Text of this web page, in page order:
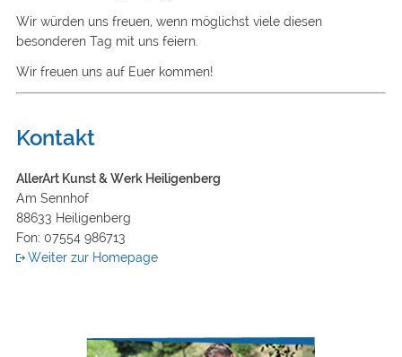
Wir würden uns freuen, wenn möglichst viele diesen
besonderen Tag mit uns feiern.
Wir freuen uns auf Euer kommen!
Kontakt
AllerArt Kunst & Werk Heiligenberg
Am Sennhof
88633 Heiligenberg
Fon: 07554 986713
Weiter zur Homepage